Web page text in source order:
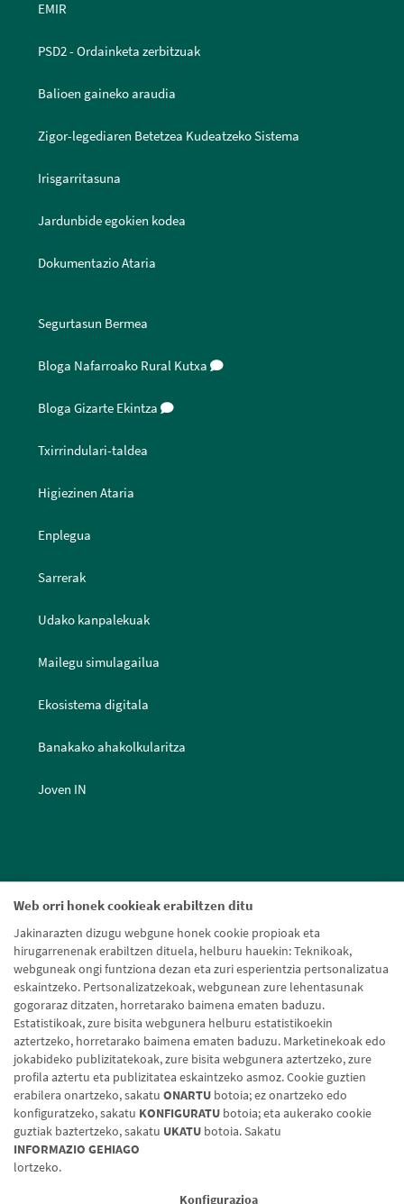
Web orri honek cookieak erabiltzen ditu
Jakinarazten dizugu webgune honek cookie propioak eta
hirugarrenenak erabiltzen dituela, helburu hauekin: Teknikoak,
webguneak ongi funtziona dezan eta zuri esperientzia pertsonalizatua
eskaintzeko. Pertsonalizatzekoak, webgunean zure lehentasunak
gogoraraz ditzaten, horretarako baimena ematen baduzu.
Estatistikoak, zure bisita webgunera helburu estatistikoekin
aztertzeko, horretarako baimena ematen baduzu. Marketinekoak edo
jokabideko publizitatekoak, zure bisita webgunera aztertzeko, zure
profila aztertu eta publizitatea eskaintzeko asmoz. Cookie guztien
erabilera onartzeko, sakatu ONARTU botoia; ez onartzeko edo
konfiguratzeko, sakatu KONFIGURATU botoia; eta aukerako cookie
guztiak baztertzeko, sakatu UKATU botoia. Sakatu
INFORMAZIO GEHIAGO
lortzeko.
Konfigurazioa
EMIR
PSD2 - Ordainketa zerbitzuak
Balioen gaineko araudia
Zigor-legediaren Betetzea Kudeatzeko Sistema
Irisgarritasuna
Jardunbide egokien kodea
Dokumentazio Ataria
Segurtasun Bermea
Bloga Nafarroako Rural Kutxa
Bloga Gizarte Ekintza
Txirrindulari-taldea
Higiezinen Ataria
Enplegua
Sarrerak
Udako kanpalekuak
Mailegu simulagailua
Ekosistema digitala
Banakako ahakolkularitza
Joven IN
Lege-oharra Cookien politika